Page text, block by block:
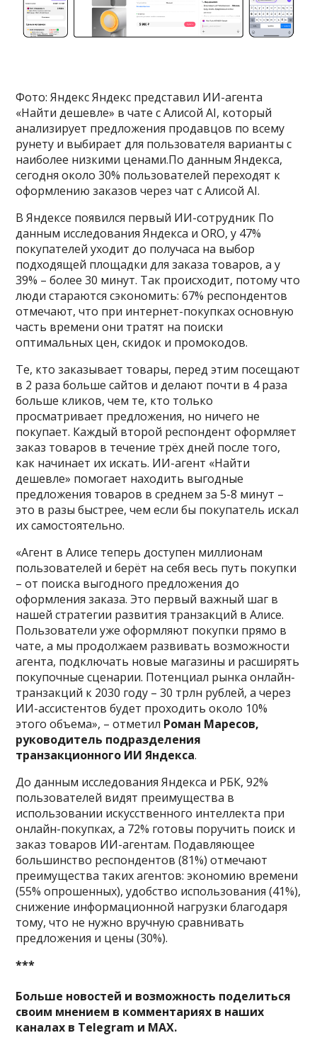
Фото: Яндекс Яндекс представил ИИ-агента
«Найти дешевле» в чате с Алисой AI, который
анализирует предложения продавцов по всему
рунету и выбирает для пользователя варианты с
наиболее низкими ценами.По данным Яндекса,
сегодня около 30% пользователей переходят к
оформлению заказов через чат с Алисой AI.
В Яндексе появился первый ИИ-сотрудник По
данным исследования Яндекса и ORO, у 47%
покупателей уходит до получаса на выбор
подходящей площадки для заказа товаров, а у
39% – более 30 минут. Так происходит, потому что
люди стараются сэкономить: 67% респондентов
отмечают, что при интернет-покупках основную
часть времени они тратят на поиски
оптимальных цен, скидок и промокодов.
Те, кто заказывает товары, перед этим посещают
в 2 раза больше сайтов и делают почти в 4 раза
больше кликов, чем те, кто только
просматривает предложения, но ничего не
покупает. Каждый второй респондент оформляет
заказ товаров в течение трёх дней после того,
как начинает их искать. ИИ-агент «Найти
дешевле» помогает находить выгодные
предложения товаров в среднем за 5-8 минут –
это в разы быстрее, чем если бы покупатель искал
их самостоятельно.
«Агент в Алисе теперь доступен миллионам
пользователей и берёт на себя весь путь покупки
– от поиска выгодного предложения до
оформления заказа. Это первый важный шаг в
нашей стратегии развития транзакций в Алисе.
Пользователи уже оформляют покупки прямо в
чате, а мы продолжаем развивать возможности
агента, подключать новые магазины и расширять
покупочные сценарии. Потенциал рынка онлайн-
транзакций к 2030 году – 30 трлн рублей, а через
ИИ-ассистентов будет проходить около 10%
этого объема», – отметил Роман Маресов,
руководитель подразделения
транзакционного ИИ Яндекса.
До данным исследования Яндекса и РБК, 92%
пользователей видят преимущества в
использовании искусственного интеллекта при
онлайн-покупках, а 72% готовы поручить поиск и
заказ товаров ИИ-агентам. Подавляющее
большинство респондентов (81%) отмечают
преимущества таких агентов: экономию времени
(55% опрошенных), удобство использования (41%),
снижение информационной нагрузки благодаря
тому, что не нужно вручную сравнивать
предложения и цены (30%).
***
Больше новостей и возможность поделиться
своим мнением в комментариях в наших
каналах в Telegram и MAX.